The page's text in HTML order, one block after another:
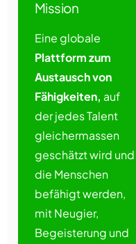
Mission
Eine globale
Plattform zum
Austausch von
Fähigkeiten, auf
der jedes Talent
gleichermassen
geschätzt wird und
die Menschen
befähigt werden,
mit Neugier,
Begeisterung und